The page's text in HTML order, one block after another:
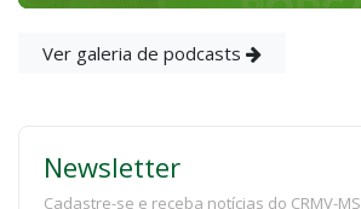
Ver galeria de podcasts
Newsletter
Cadastre-se e receba notícias do CRMV-MS